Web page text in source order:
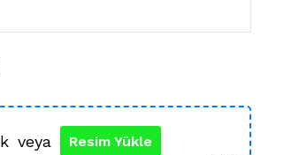
veya Resim Yükle